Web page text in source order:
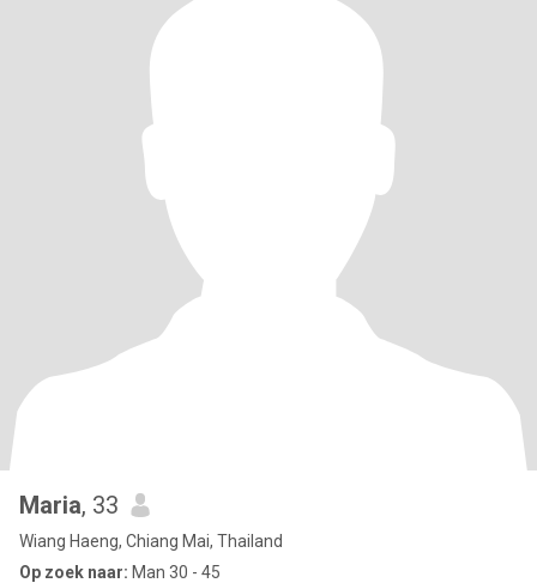
Maria, 33
Wiang Haeng, Chiang Mai, Thailand
Op zoek naar: Man 30 - 45